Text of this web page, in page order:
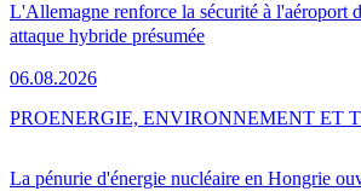
L'Allemagne renforce la sécurité à l'aéroport
attaque hybride présumée
06.08.2026
La pénurie d'énergie nucléaire en Hongrie
PROENERGIE, ENVIRONNEMENT ET